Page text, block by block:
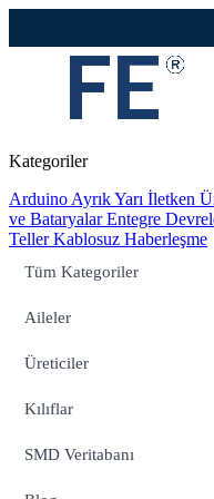
Kategoriler
Arduino Ayrık Yarı İletken
ve BataryalarEntegre
TellerKablosuz Haberleşme
Tüm Kategoriler
Aileler
Üreticiler
Kılıflar
SMD Veritabanı